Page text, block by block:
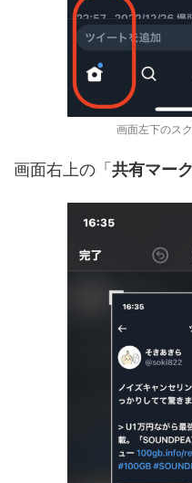
画面左下のス
画面右上の「共有マーク